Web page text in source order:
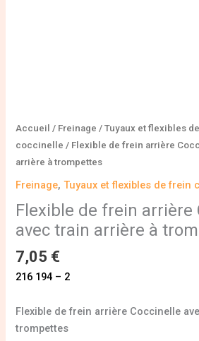
Accueil / Freinage /Tuyaux et flexibles
coccinelle / Flexible de frein arrière
arrière à trompettes
Freinage,Tuyaux et flexibles de frein
Flexible de frein arrière
avec train arrière à
7,05 €
216 194 – 2
Flexible de frein arrière Coccinelle
trompettes